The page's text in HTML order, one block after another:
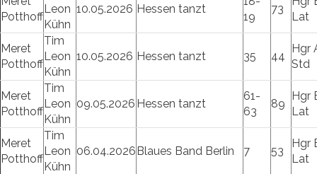
Potthoff
Leon
Kühn
10.05.2026 Hessen tanzt
19
73
Lat
Meret
Potthoff
Tim
Leon
Kühn
10.05.2026 Hessen tanzt 35 44
Hgr
Std
Meret
Potthoff
Tim
Leon
Kühn
09.05.2026 Hessen tanzt
61-
63
89
Hgr
Lat
Meret
Potthoff
Tim
Leon
Kühn
06.04.2026Blaues Band Berlin 7 53
Hgr
Lat